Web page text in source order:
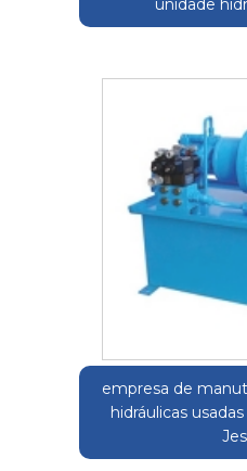
unidade
empresa de
hidráulicas